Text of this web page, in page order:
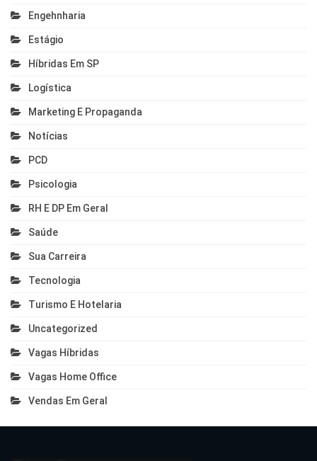
Engehnharia
Estágio
Híbridas Em SP
Logística
Marketing E Propaganda
Notícias
PCD
Psicologia
RH E DP Em Geral
Saúde
Sua Carreira
Tecnologia
Turismo E Hotelaria
Uncategorized
Vagas Híbridas
Vagas Home Office
Vendas Em Geral